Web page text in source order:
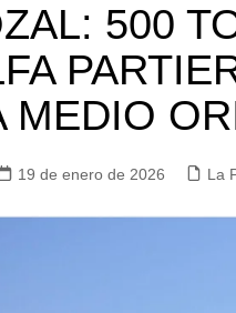
500
MEDIO
19 de enero de 2026 La